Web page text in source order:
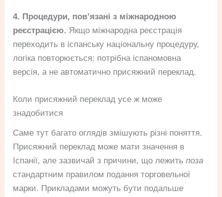
4. Процедури, пов’язані з міжнародною
реєстрацією. Якщо міжнародна реєстрація
переходить в іспанську національну процедуру,
логіка повторюється: потрібна іспаномовна
версія, а не автоматично присяжний переклад.
Коли присяжний переклад усе ж може
знадобитися
Саме тут багато оглядів змішують різні поняття.
Присяжний переклад може мати значення в
Іспанії, але зазвичай з причини, що лежитьпоза
стандартним правилом подання торговельної
марки. Прикладами можуть бути подальше